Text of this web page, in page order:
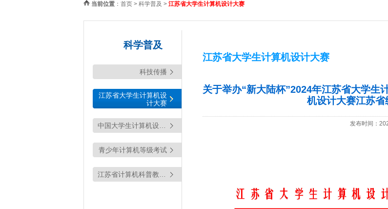
当前位置： 首页> 科学普及 > 江苏省大学生计算机设计大赛
科学普及
科技传播
江苏省大学生计算机设
计大赛
青少年计算机等级考试
江苏省大学生计算机设计大赛
关于举办“新大陆杯”2024年江苏省大学生
机设计大赛江苏
发布时间：